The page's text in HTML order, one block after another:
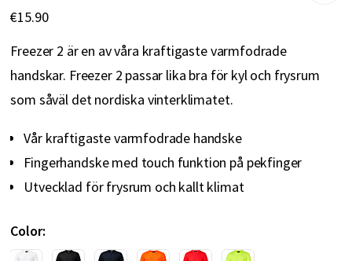
beginning
€15.90
Freezer 2 är en av våra kraftigaste varmfodrade
handskar. Freezer 2 passar lika bra för kyl och frysrum
som såväl det nordiska vinterklimatet.
Vår kraftigaste varmfodrade handske
Fingerhandske med touch funktion på pekfinger
Utvecklad för frysrum och kallt klimat
Color